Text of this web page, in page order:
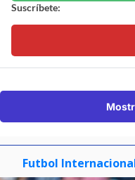
Suscríbete:
Futbol